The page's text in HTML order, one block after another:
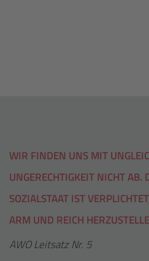
WIR FINDEN UNS MIT
UNGERECHTIGKEIT NICHT AB.
SOZIALSTAAT IST
ARM UND REICH
AWO Leitsatz Nr. 5